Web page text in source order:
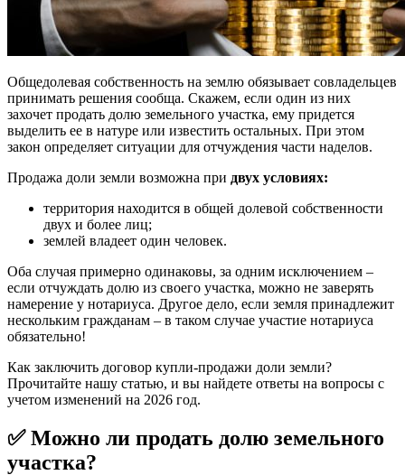
Общедолевая собственность на землю обязывает совладельцев
принимать решения сообща. Скажем, если один из них
захочет продать долю земельного участка, ему придется
выделить ее в натуре или известить остальных. При этом
закон определяет ситуации для отчуждения части наделов.
Продажа доли земли возможна при двух условиях:
территория находится в общей долевой собственности
двух и более лиц;
землей владеет один человек.
Оба случая примерно одинаковы, за одним исключением –
если отчуждать долю из своего участка, можно не заверять
намерение у нотариуса. Другое дело, если земля принадлежит
нескольким гражданам – в таком случае участие нотариуса
обязательно!
Как заключить договор купли-продажи доли земли?
Прочитайте нашу статью, и вы найдете ответы на вопросы с
учетом изменений на 2026 год.
✅ Можно ли продать долю земельного
участка?